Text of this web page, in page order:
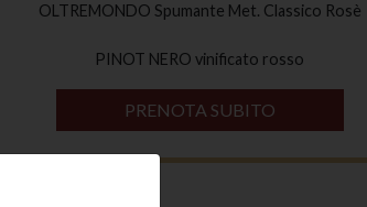
OLTREMONDO Spumante Met. Classico Rosè
PINOT NERO vinificato rosso
PRENOTA SUBITO